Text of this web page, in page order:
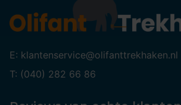
E: klantenservice@olifanttrekhaken.nl
T: (040) 282 66 86